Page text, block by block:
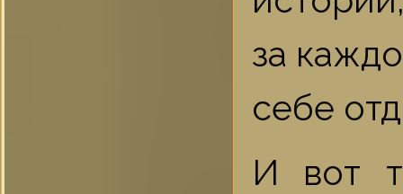
за
себе
И вот